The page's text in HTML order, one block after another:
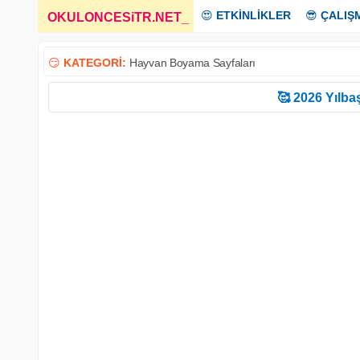
OKULONCESiTR.NET 😍 ETKİNLİKLER 😎
😏 KATEGORİ: Hayvan Boyama Sayfaları
🥰 2026